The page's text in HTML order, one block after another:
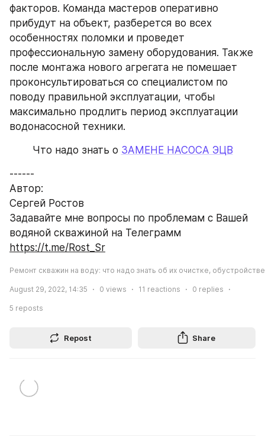
факторов. Команда мастеров оперативно
прибудут на объект, разберется во всех
особенностях поломки и проведет
профессиональную замену оборудования. Также
после монтажа нового агрегата не помешает
проконсультироваться со специалистом по
поводу правильной эксплуатации, чтобы
максимально продлить период эксплуатации
водонасосной техники.
Что надо знать о ЗАМЕНЕ НАСОСА ЭЦВ
------
Автор:
Сергей Ростов
Задавайте мне вопросы по проблемам с Вашей
водяной скважиной на Телеграмм
https://t.me/Rost_Sr
Ремонт скважин на воду: что надо знать об их очистке,
August 29, 2022, 14:35 0 views 11 reactions 0 replies
5 reposts
Repost Share